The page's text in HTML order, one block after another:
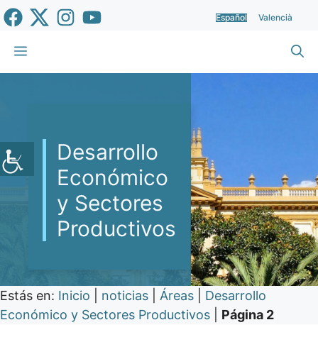
Saltar
al
contenido
Español Valencià
Menú
Desarrollo
Económico
y Sectores
Productivos
Estás en: Inicio noticias Áreas
Desarrollo
Económico y Sectores Productivos
Página 2